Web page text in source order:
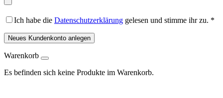
Ich habe die Datenschutzerklärung gelesen und stimme ihr zu. *
Neues Kundenkonto anlegen
Warenkorb
Es befinden sich keine Produkte im Warenkorb.